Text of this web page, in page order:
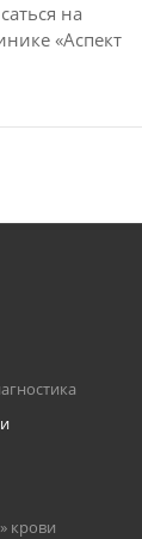
на
«Аспект
крови